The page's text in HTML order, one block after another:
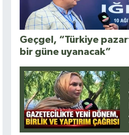
Geçgel, “Türkiye
bir güne uyanacak”